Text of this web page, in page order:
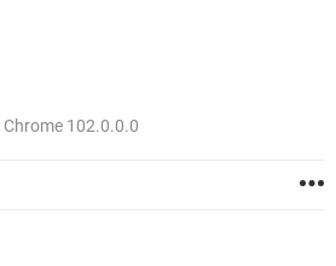
102.0.0.0